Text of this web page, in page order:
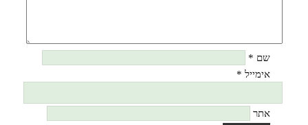
שם *
אימייל *
אתר